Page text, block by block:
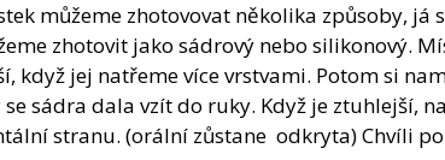
můžeme zhotovovat několika způsoby, já
zhotovit jako sádrový nebo silikonový.
když jej natřeme více vrstvami. Potom si
sádra dala vzít do ruky. Když je ztuhlejší,
stranu. (orální zůstane odkryta) Chvíli